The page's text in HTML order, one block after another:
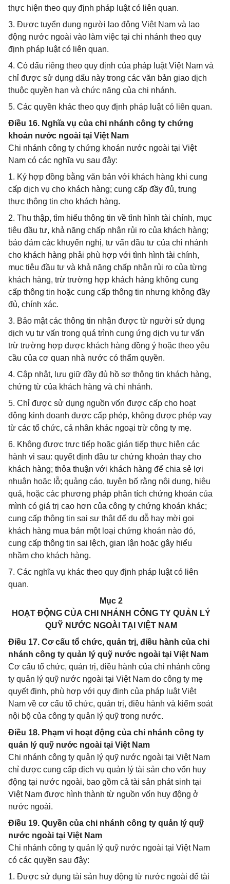
thực hiện theo quy định pháp luật có liên quan.
3. Được tuyển dụng người lao động Việt Nam và lao
động nước ngoài vào làm việc tại chi nhánh theo quy
định pháp luật có liên quan.
4. Có dấu riêng theo quy định của pháp luật Việt Nam và
chỉ được sử dụng dấu này trong các văn bản giao dịch
thuộc quyền hạn và chức năng của chi nhánh.
5. Các quyền khác theo quy định pháp luật có liên quan.
Điều 16. Nghĩa vụ của chi nhánh công ty chứng
khoán nước ngoài tại Việt Nam
Chi nhánh công ty chứng khoán nước ngoài tại Việt
Nam có các nghĩa vụ sau đây:
1. Ký hợp đồng bằng văn bản với khách hàng khi cung
cấp dịch vụ cho khách hàng; cung cấp đầy đủ, trung
thực thông tin cho khách hàng.
2. Thu thập, tìm hiểu thông tin về tình hình tài chính, mục
tiêu đầu tư, khả năng chấp nhận rủi ro của khách hàng;
bảo đảm các khuyến nghị, tư vấn đầu tư của chi nhánh
cho khách hàng phải phù hợp với tình hình tài chính,
mục tiêu đầu tư và khả năng chấp nhận rủi ro của từng
khách hàng, trừ trường hợp khách hàng không cung
cấp thông tin hoặc cung cấp thông tin nhưng không đầy
đủ, chính xác.
3. Bảo mật các thông tin nhận được từ người sử dụng
dịch vụ tư vấn trong quá trình cung ứng dịch vụ tư vấn
trừ trường hợp được khách hàng đồng ý hoặc theo yêu
cầu của cơ quan nhà nước có thẩm quyền.
4. Cập nhật, lưu giữ đầy đủ hồ sơ thông tin khách hàng,
chứng từ của khách hàng và chi nhánh.
5. Chỉ được sử dụng nguồn vốn được cấp cho hoạt
động kinh doanh được cấp phép, không được phép vay
từ các tổ chức, cá nhân khác ngoại trừ công ty mẹ.
6. Không được trực tiếp hoặc gián tiếp thực hiện các
hành vi sau: quyết định đầu tư chứng khoán thay cho
khách hàng; thỏa thuận với khách hàng để chia sẻ lợi
nhuận hoặc lỗ; quảng cáo, tuyên bố rằng nội dung, hiệu
quả, hoặc các phương pháp phân tích chứng khoán của
mình có giá trị cao hơn của công ty chứng khoán khác;
cung cấp thông tin sai sự thật để dụ dỗ hay mời gọi
khách hàng mua bán một loại chứng khoán nào đó,
cung cấp thông tin sai lệch, gian lận hoặc gây hiểu
nhầm cho khách hàng.
7. Các nghĩa vụ khác theo quy định pháp luật có liên
quan.
Mục 2
HOẠT ĐỘNG CỦA CHI NHÁNH CÔNG TY QUẢN LÝ
QUỸ NƯỚC NGOÀI TẠI VIỆT NAM
Điều 17. Cơ cấu tổ chức, quản trị, điều hành của chi
nhánh công ty quản lý quỹ nước ngoài tại Việt Nam
Cơ cấu tổ chức, quản trị, điều hành của chi nhánh công
ty quản lý quỹ nước ngoài tại Việt Nam do công ty mẹ
quyết định, phù hợp với quy định của pháp luật Việt
Nam về cơ cấu tổ chức, quản trị, điều hành và kiểm soát
nội bộ của công ty quản lý quỹ trong nước.
Điều 18. Phạm vi hoạt động của chi nhánh công ty
quản lý quỹ nước ngoài tại Việt Nam
Chi nhánh công ty quản lý quỹ nước ngoài tại Việt Nam
chỉ được cung cấp dịch vụ quản lý tài sản cho vốn huy
động tại nước ngoài, bao gồm cả tài sản phát sinh tại
Việt Nam được hình thành từ nguồn vốn huy động ở
nước ngoài.
Điều 19. Quyền của chi nhánh công ty quản lý quỹ
nước ngoài tại Việt Nam
Chi nhánh công ty quản lý quỹ nước ngoài tại Việt Nam
có các quyền sau đây:
1. Được sử dụng tài sản huy động từ nước ngoài để tài